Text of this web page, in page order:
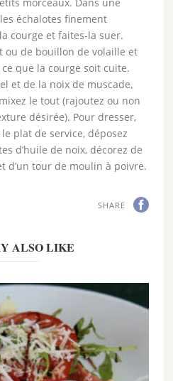
échalotes finement
courge et faites-la suer.
ou de bouillon de volaille et
que la courge soit cuite.
et de la noix de muscade,
le tout (rajoutez ou non
désirée). Pour dresser,
plat de service, déposez
d’huile de noix, décorez de
d’un tour de moulin à poivre.
SHARE
ALSO LIKE